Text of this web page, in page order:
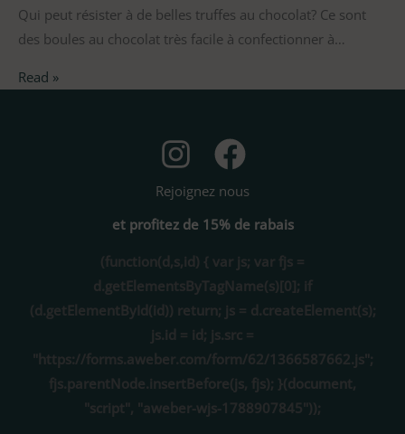
Qui peut résister à de belles truffes au chocolat? Ce sont
des boules au chocolat très facile à confectionner à…
Read »
Rejoignez nous
et profitez de 15% de rabais
(function(d,s,id) { var js; var fjs =
d.getElementsByTagName(s)[0]; if
(d.getElementById(id)) return; js = d.createElement(s);
js.id = id; js.src =
"https://forms.aweber.com/form/62/1366587662.js";
fjs.parentNode.insertBefore(js, fjs); }(document,
"script", "aweber-wjs-1788907845"));